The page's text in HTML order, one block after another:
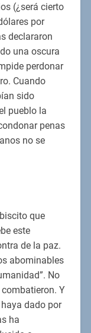
(¿será cierto
por
declararon
una oscura
perdonar
Cuando
sido
pueblo la
penas
no se
que
este
de la paz.
abominables
No
Y
haya dado por
ha